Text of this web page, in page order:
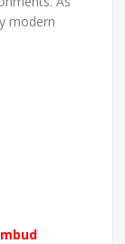
modern